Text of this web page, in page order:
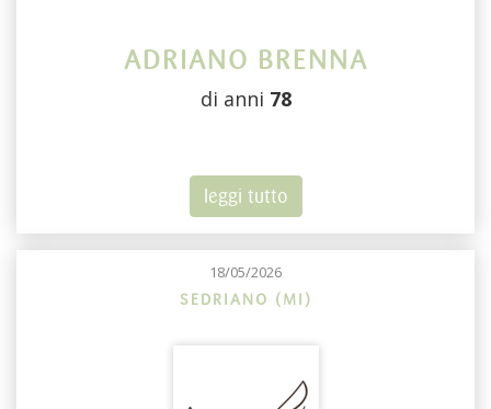
ADRIANO BRENNA
di anni 78
leggi tutto
18/05/2026
SEDRIANO (MI)